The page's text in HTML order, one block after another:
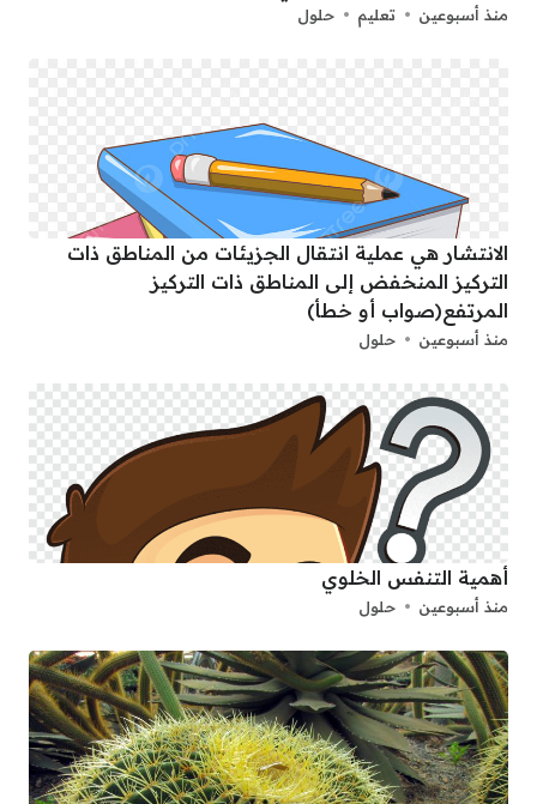
منذ أسبوعين تعليم حلول
الانتشار هي عملية انتقال الجزيئات من المناطق ذات
التركيز المنخفض إلى المناطق ذات التركيز
المرتفع(صواب أو خطأ)
منذ أسبوعين حلول
أهمية التنفس الخلوي
منذ أسبوعين حلول